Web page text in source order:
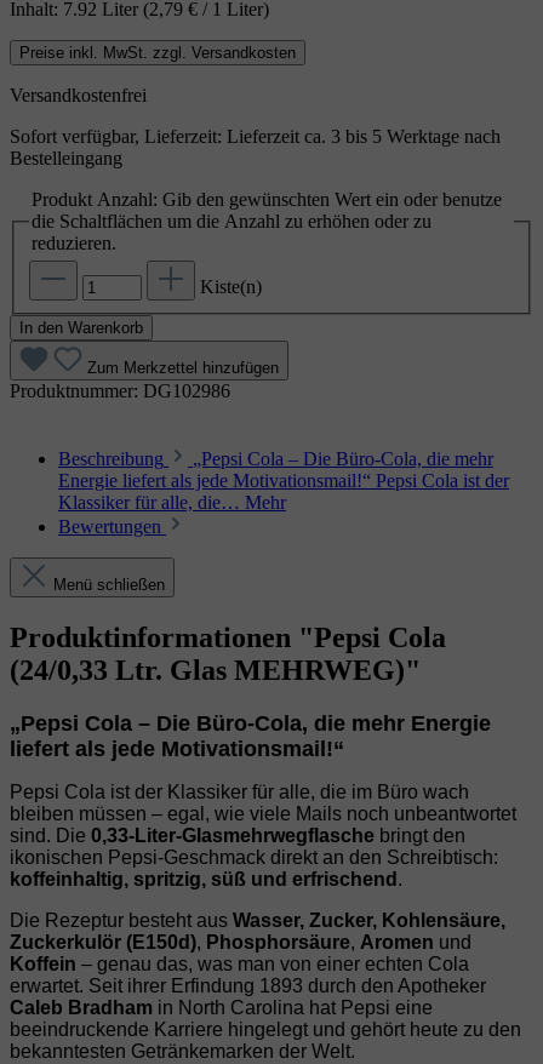
Inhalt: 7.92 Liter (2,79 € / 1 Liter)
Preise inkl. MwSt. zzgl. Versandkosten
Versandkostenfrei
Sofort verfügbar, Lieferzeit: Lieferzeit ca. 3 bis 5 Werktage nach
Bestelleingang
Produkt Anzahl: Gib den gewünschten Wert ein oder benutze
die Schaltflächen um die Anzahl zu erhöhen oder zu
reduzieren.
Kiste(n)
In den Warenkorb
Zum Merkzettel hinzufügen
Produktnummer: DG102986
Beschreibung
„Pepsi Cola – Die Büro‑Cola, die mehr
Energie liefert als jede Motivationsmail!“ Pepsi Cola ist der
Klassiker für alle, die… Mehr
Bewertungen
Menü schließen
Produktinformationen "Pepsi Cola
(24/0,33 Ltr. Glas MEHRWEG)"
„Pepsi Cola – Die Büro‑Cola, die mehr Energie
liefert als jede Motivationsmail!“
Pepsi Cola ist der Klassiker für alle, die im Büro wach
bleiben müssen – egal, wie viele Mails noch unbeantwortet
sind. Die 0,33‑Liter‑Glasmehrwegflasche bringt den
ikonischen Pepsi‑Geschmack direkt an den Schreibtisch:
koffeinhaltig, spritzig, süß und erfrischend .
Die Rezeptur besteht aus Wasser, Zucker, Kohlensäure,
Zuckerkulör (E150d), Phosphorsäure, Aromen und
Koffein – genau das, was man von einer echten Cola
erwartet. Seit ihrer Erfindung 1893 durch den Apotheker
Caleb Bradham in North Carolina hat Pepsi eine
beeindruckende Karriere hingelegt und gehört heute zu den
bekanntesten Getränkemarken der Welt.